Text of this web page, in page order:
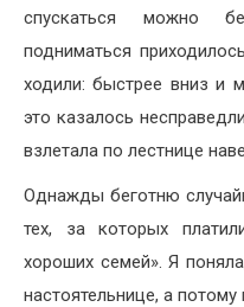
спускаться можно
подниматься
ходили: быстрее вниз и
это казалось
взлетала по лестнице
Однажды беготню
тех, за которых
хороших семей». Я
настоятельнице, а